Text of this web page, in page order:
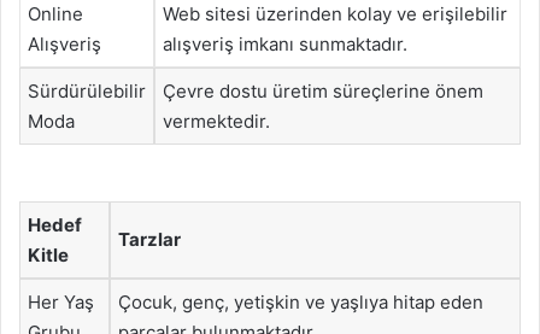
Online
Alışveriş
Web sitesi üzerinden kolay ve erişilebilir
alışveriş imkanı sunmaktadır.
Sürdürülebilir
Moda
Çevre dostu üretim süreçlerine önem
vermektedir.
Hedef
Kitle
Tarzlar
Her Yaş
Çocuk, genç, yetişkin ve yaşlıya hitap eden